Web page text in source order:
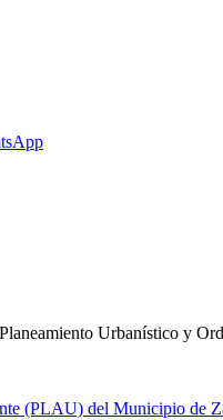
Urbanístico y
(PLAU) del Municipio de